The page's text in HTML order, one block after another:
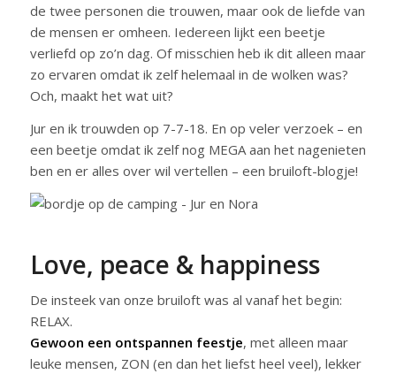
de twee personen die trouwen, maar ook de liefde van
de mensen er omheen. Iedereen lijkt een beetje
verliefd op zo’n dag. Of misschien heb ik dit alleen maar
zo ervaren omdat ik zelf helemaal in de wolken was?
Och, maakt het wat uit?
Jur en ik trouwden op 7-7-18. En op veler verzoek – en
een beetje omdat ik zelf nog MEGA aan het nagenieten
ben en er alles over wil vertellen – een bruiloft-blogje!
Love, peace & happiness
De insteek van onze bruiloft was al vanaf het begin:
RELAX.
Gewoon een ontspannen feestje, met alleen maar
leuke mensen, ZON (en dan het liefst heel veel), lekker